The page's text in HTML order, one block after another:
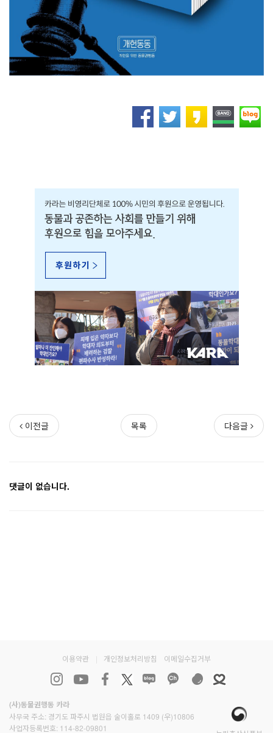
이전글 목록 다음글
댓글이 없습니다.
이용약관 개인정보처리방침 이메일수집거부
(사)동물권행동 카라
사무국 주소: 경기도 파주시 법원읍 술이홀로 1409 (우)10806
사업자등록번호: 114-82-09801